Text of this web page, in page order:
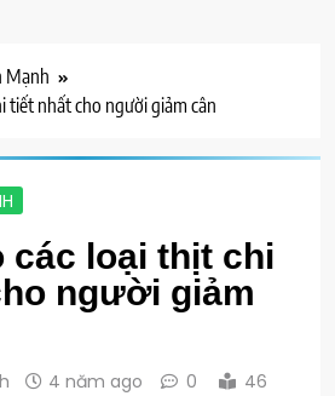
Mạnh
tiết nhất cho người giảm cân
các loại thịt chi
người giảm
4 năm ago 0
46